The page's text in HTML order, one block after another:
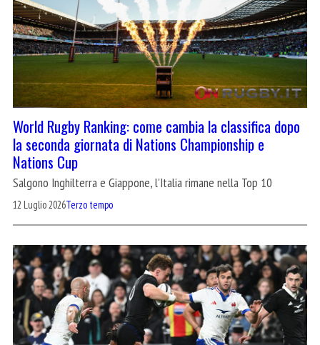
World Rugby Ranking: come cambia la classifica dopo
la seconda giornata di Nations Championship e
Nations Cup
Salgono Inghilterra e Giappone, l'Italia rimane nella Top 10
12 Luglio 2026Terzo tempo